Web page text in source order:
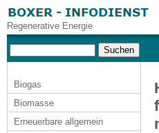
Regenerative Energie
Biogas
Biomasse
Erneuerbare allgemein